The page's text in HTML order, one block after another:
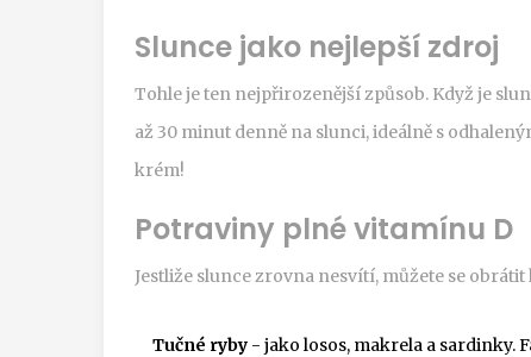
Slunce jako nejlepší zdroj
Tohle je ten nejpřirozenější způsob. Když je
až 30 minut denně na slunci, ideálně s
krém!
Potraviny plné vitamínu D
Jestliže slunce zrovna nesvítí, můžete se
Tučné ryby - jako losos, makrela a sardinky.